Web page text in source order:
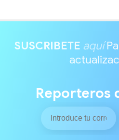
SUSCRIBETE aquí
Reporteros